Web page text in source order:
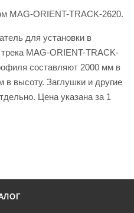
MAG-ORIENT-TRACK-2620.
для установки в
трека MAG-ORIENT-TRACK-
составляют 2000 мм в
высоту. Заглушки и другие
Цена указана за 1